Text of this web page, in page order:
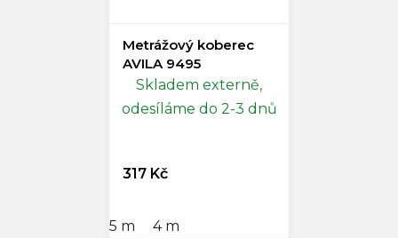
Metrážový koberec
AVILA 9495
Skladem externě,
odesíláme do 2-3 dnů
317 Kč
5 m 4 m